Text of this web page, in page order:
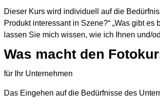
Dieser Kurs wird individuell auf die
Produkt interessant in Szene?“ „Was gibt
lassen Sie mich wissen, wie ich Ihnen und/
Was macht den
für Ihr Unternehmen
Das Eingehen auf die Bedürfnisse des